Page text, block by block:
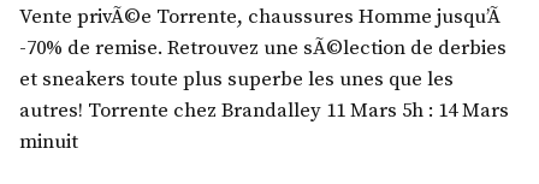
v
e
»
o
n
d
’
a
g
s
,
x
a
,
T
Vente privÃ©e Torrente, chaussures Homme jusqu’Ã
-70% de remise. Retrouvez une sÃ©lection de derbies
et sneakers toute plus superbe les unes que les
autres! Torrente chez Brandalley 11 Mars 5h : 14 Mars
minuit